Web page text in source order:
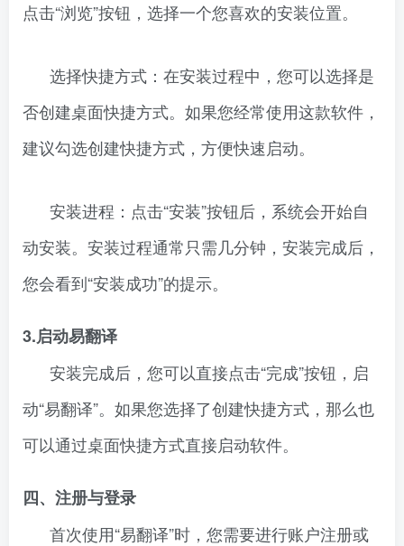
点击“浏览”按钮，选择一个您喜欢的安装位置。
选择快捷方式：在安装过程中，您可以选择是
否创建桌面快捷方式。如果您经常使用这款软件，
建议勾选创建快捷方式，方便快速启动。
安装进程：点击“安装”按钮后，系统会开始自
动安装。安装过程通常只需几分钟，安装完成后，
您会看到“安装成功”的提示。
3.启动易翻译
安装完成后，您可以直接点击“完成”按钮，启
动“易翻译”。如果您选择了创建快捷方式，那么也
可以通过桌面快捷方式直接启动软件。
四、注册与登录
首次使用“易翻译”时，您需要进行账户注册或